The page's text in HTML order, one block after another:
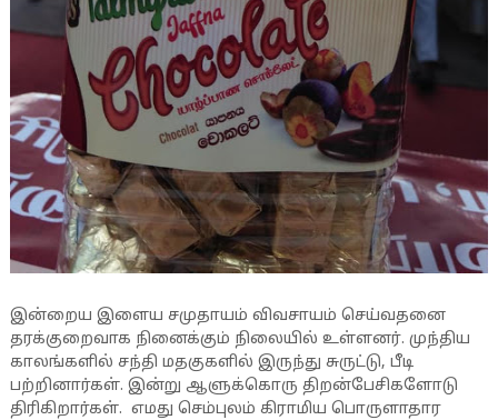
இன்றைய இளைய சமுதாயம் விவசாயம் செய்வதனை
தரக்குறைவாக நினைக்கும் நிலையில் உள்ளனர். முந்திய
காலங்களில் சந்தி மதகுகளில் இருந்து சுருட்டு, பீடி
பற்றினார்கள். இன்று ஆளுக்கொரு திறன்பேசிகளோடு
திரிகிறார்கள். எமது செம்புலம் கிராமிய பொருளாதார